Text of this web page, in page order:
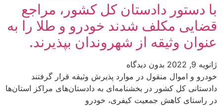
با دستور دادستان کل کشور، مراجع
قضایی مکلف شدند خودرو و طلا را به
عنوان وثیقه از شهروندان بپذیرند.
ژانویه 9, 2022
بدون دیدگاه
خودرو و اموال منقول در موارد پذیرش وثیقه قرار گرفتند
دادستانی کل کشور در بخشنامه‌ای به دادستان‌های مراکز استان‌ها
در راستای کاهش جمعیت کیفری، خودرو